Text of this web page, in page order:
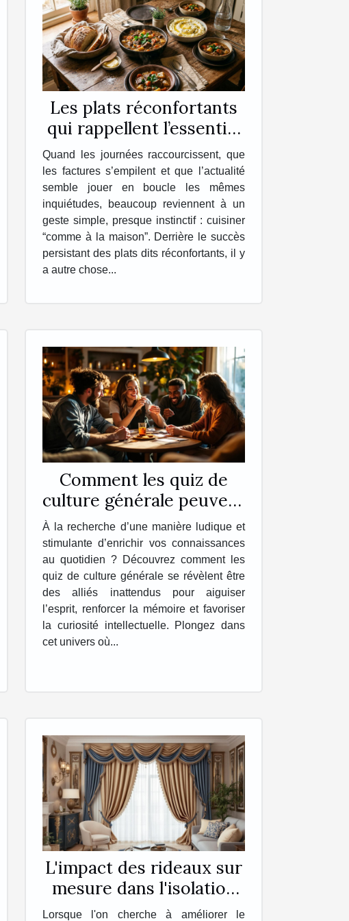
Les plats réconfortants
qui rappellent l’essentiel
chez soi
Quand les journées raccourcissent, que
les factures s’empilent et que l’actualité
semble jouer en boucle les mêmes
inquiétudes, beaucoup reviennent à un
geste simple, presque instinctif : cuisiner
“comme à la maison”. Derrière le succès
persistant des plats dits réconfortants, il y
a autre chose...
Comment les quiz de
culture générale peuvent
enrichir votre quotidien
?
À la recherche d’une manière ludique et
stimulante d’enrichir vos connaissances
au quotidien ? Découvrez comment les
quiz de culture générale se révèlent être
des alliés inattendus pour aiguiser
l’esprit, renforcer la mémoire et favoriser
la curiosité intellectuelle. Plongez dans
cet univers où...
L'impact des rideaux sur
mesure dans l'isolation
de votre intérieur
Lorsque l'on cherche à améliorer le